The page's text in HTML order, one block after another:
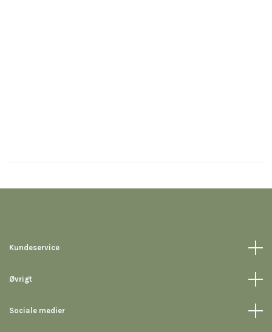
Kundeservice
Øvrigt
Sociale medier